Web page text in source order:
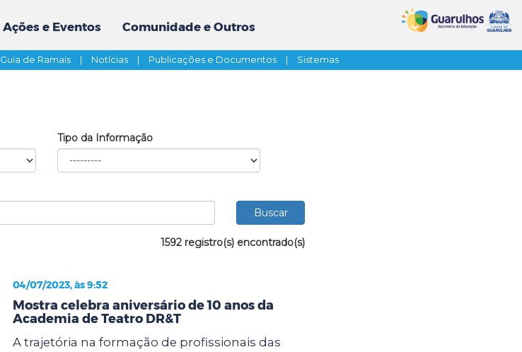
Ações e Eventos Comunidade e Outros
Guia de Ramais | Notícias | Publicações e Documentos | Sistemas
Tipo da Informação
1592 registro(s) encontrado(s)
04/07/2023, às 9:52
Mostra celebra aniversário de 10 anos da
Academia de Teatro DR&T
A trajetória na formação de profissionais das